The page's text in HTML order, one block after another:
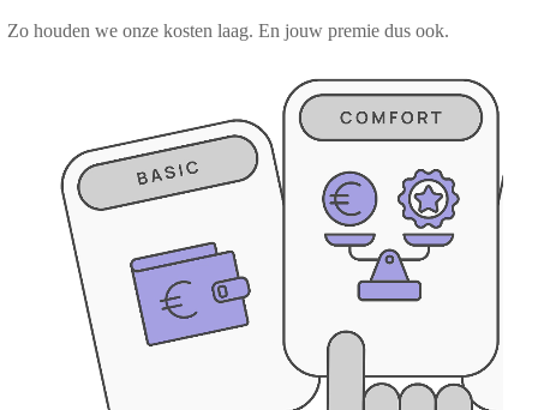
Zo houden we onze kosten laag. En jouw premie dus ook.